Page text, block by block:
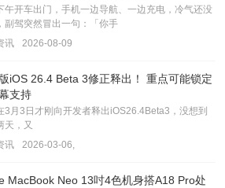
午开车出门，手机一边导航、一边充电，冷气还没
副驾突然冒出一句：「你手
讯
2026-08-09
iOS 26.4 Beta 3修正释出！ 重点可能锁定
支持
3月3日才刚向开发者释出iOS26.4Beta3，没想到
天，又
讯
2026-03-06,
MacBook Neo 13吋4色机身搭A18 Pro处